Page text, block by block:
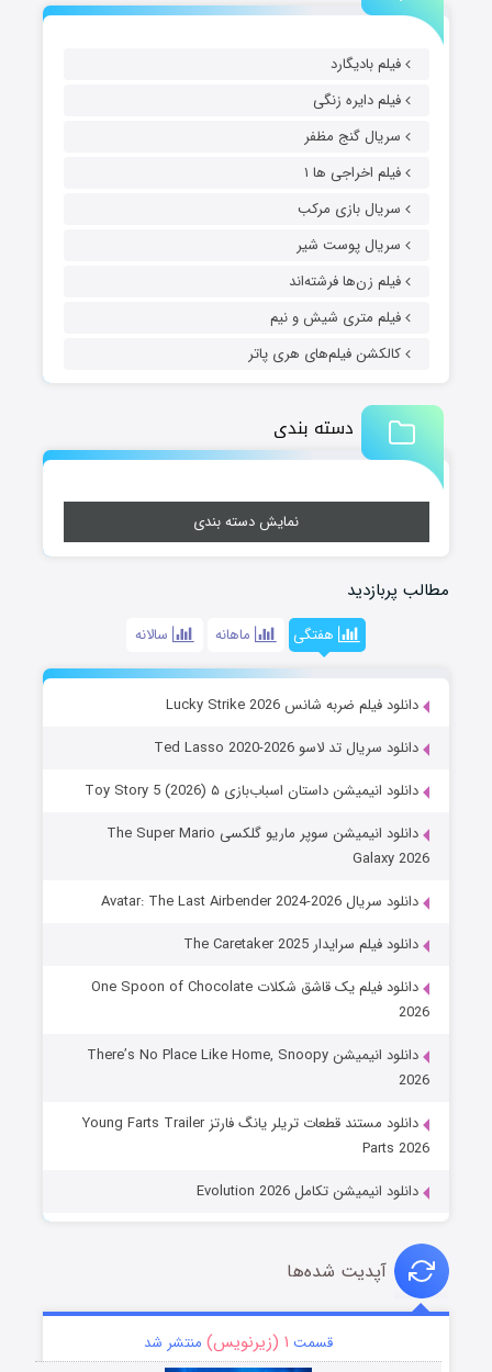
فیلم بادیگارد
فیلم دایره زنگی
سریال گنج مظفر
فیلم اخراجی ها ۱
سریال بازی مرکب
سریال پوست شیر
فیلم زن‌ها فرشته‌اند
فیلم متری شیش و نیم
کالکشن فیلم‌های هری پاتر
دسته بندی
نمایش دسته بندی
مطالب پربازدید
هفتگی ماهانه سالانه
دانلود فیلم ضربه شانس Lucky Strike 2026
دانلود سریال تد لاسو Ted Lasso 2020-2026
دانلود انیمیشن داستان اسباب‌بازی ۵ Toy Story 5 (2026)
دانلود انیمیشن سوپر ماریو گلکسی The Super Mario
Galaxy 2026
دانلود سریال Avatar: The Last Airbender 2024-2026
دانلود فیلم سرایدار The Caretaker 2025
دانلود فیلم یک قاشق شکلات One Spoon of Chocolate
2026
دانلود انیمیشن There’s No Place Like Home, Snoopy
2026
دانلود مستند قطعات تریلر یانگ فارتز Young Farts Trailer
Parts 2026
دانلود انیمیشن تکامل Evolution 2026
آپدیت شده‌ها
قسمت ۱ (زیرنویس) منتشر شد